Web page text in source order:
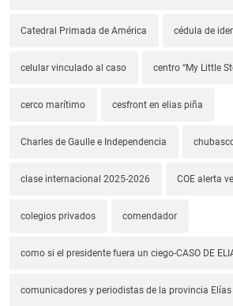
Catedral Primada de América cédula de
celular vinculado al caso centro “My Little
cerco marítimo cesfront en elias piña
Charles de Gaulle e Independencia
clase internacional 2025-2026 COE alerta
colegios privados comendador
como si el presidente fuera un ciego-CASO DE
comunicadores y periodistas de la provincia Elías